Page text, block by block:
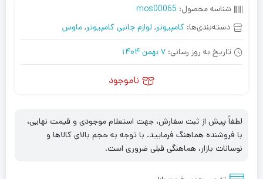
شناسه محصول: mos00065
دسته‌بندی‌ها: کامپیوتر, لوازم جانبی کامپیوتر, ماوس
تاریخ به روز رسانی: 7 بهمن 1404
ناموجود
لطفاً پیش از ثبت سفارش، جهت استعلام موجودی و قیمت نهایی،
با فروشنده هماهنگ فرمایید. با توجه به حجم بالای کالاها و
نوسانات بازار، هماهنگی قبلی ضروری است.